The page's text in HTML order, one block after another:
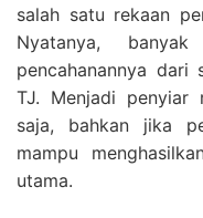
salah satu rekaan
Nyatanya,
pencahanannya
TJ. Menjadi
saja, bahkan jika
mampu
utama.